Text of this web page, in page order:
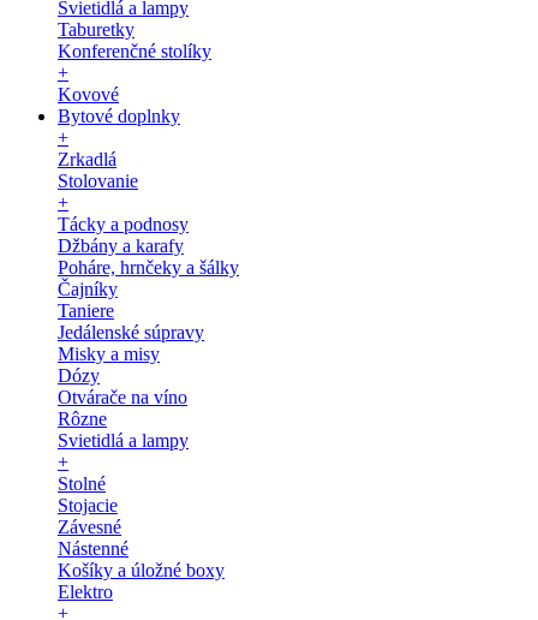
Svietidlá a lampy
Taburetky
Konferenčné stolíky
+
Kovové
Bytové doplnky
+
Zrkadlá
Stolovanie
+
Tácky a podnosy
Džbány a karafy
Poháre, hrnčeky a šálky
Čajníky
Taniere
Jedálenské súpravy
Misky a misy
Dózy
Otvárače na víno
Rôzne
Svietidlá a lampy
+
Stolné
Stojacie
Závesné
Nástenné
Košíky a úložné boxy
Elektro
+